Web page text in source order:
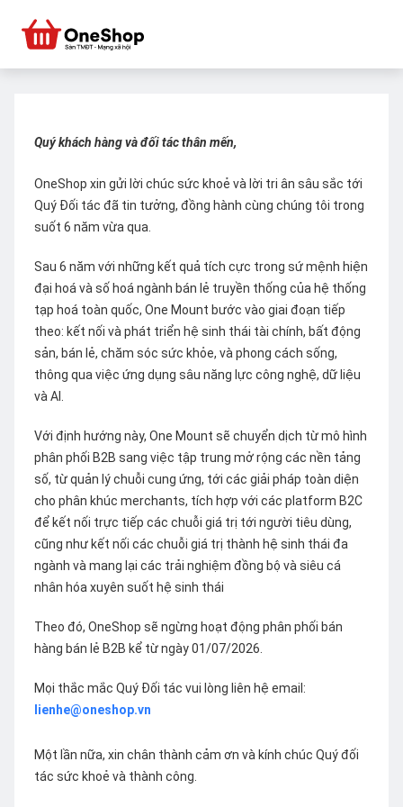
Quý khách hàng và đối tác thân mến,
OneShop xin gửi lời chúc sức khoẻ và lời tri ân sâu sắc tới
Quý Đối tác đã tin tưởng, đồng hành cùng chúng tôi trong
suốt 6 năm vừa qua.
Sau 6 năm với những kết quả tích cực trong sứ mệnh hiện
đại hoá và số hoá ngành bán lẻ truyền thống của hệ thống
tạp hoá toàn quốc, One Mount bước vào giai đoạn tiếp
theo: kết nối và phát triển hệ sinh thái tài chính, bất động
sản, bán lẻ, chăm sóc sức khỏe, và phong cách sống,
thông qua việc ứng dụng sâu năng lực công nghệ, dữ liệu
và AI.
Với định hướng này, One Mount sẽ chuyển dịch từ mô hình
phân phối B2B sang việc tập trung mở rộng các nền tảng
số, từ quản lý chuỗi cung ứng, tới các giải pháp toàn diện
cho phân khúc merchants, tích hợp với các platform B2C
để kết nối trực tiếp các chuỗi giá trị tới người tiêu dùng,
cũng như kết nối các chuỗi giá trị thành hệ sinh thái đa
ngành và mang lại các trải nghiệm đồng bộ và siêu cá
nhân hóa xuyên suốt hệ sinh thái
Theo đó, OneShop sẽ ngừng hoạt động phân phối bán
hàng bán lẻ B2B kể từ ngày 01/07/2026.
Mọi thắc mắc Quý Đối tác vui lòng liên hệ email:
lienhe@oneshop.vn
Một lần nữa, xin chân thành cảm ơn và kính chúc Quý đối
tác sức khoẻ và thành công.